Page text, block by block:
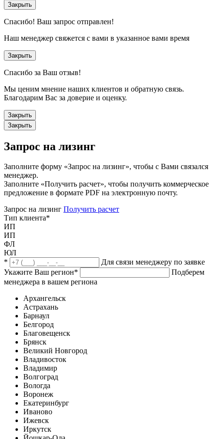
Закрыть
Спасибо! Ваш запрос отправлен!
Наш менеджер свяжется с вами в указанное вами время
Закрыть
Спасибо за Ваш отзыв!
Мы ценим мнение наших клиентов и обратную связь.
Благодарим Вас за доверие и оценку.
Закрыть
Закрыть
Запрос на лизинг
Заполните форму «Запрос на лизинг», чтобы с Вами связался
менеджер.
Заполните «Получить расчет», чтобы получить коммерческое
предложение в формате PDF на электронную почту.
Запрос на лизинг Получить расчет
Тип клиента*
ИП
ИП
ФЛ
ЮЛ
*
Для связи менеджеру по заявке
Укажите Ваш регион*
Подберем
менеджера в вашем региона
Архангельск
Астрахань
Барнаул
Белгород
Благовещенск
Брянск
Великий Новгород
Владивосток
Владимир
Волгоград
Вологда
Воронеж
Екатеринбург
Иваново
Ижевск
Иркутск